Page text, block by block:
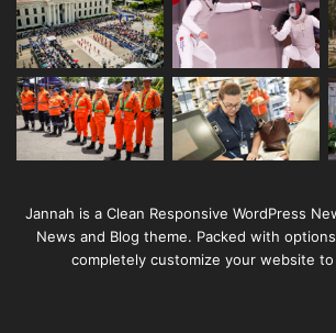
Jannah is a Clean Responsive WordPress
News and Blog theme. Packed with
completely customize your website